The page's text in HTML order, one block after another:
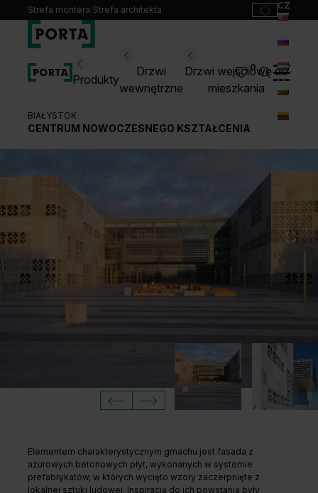
Strefa montera/Strefa architekta
cz
hu
Produkty
Drzwi
wewnętrzne
Drzwi wejściowe do
mieszkania
0
Wybierz swoje drzwi
Produkty
Monterzy
Pliki do pobrania
Biuro prasowe
O nas
Blog
BIAŁYSTOK
CENTRUM NOWOCZESNEGO KSZTAŁCENIA
Elementem charakterystycznym gmachu jest fasada z
ażurowych betonowych płyt, wykonanych w systemie
prefabrykatów, w których wycięto wzory zaczerpnięte z
lokalnej sztuki ludowej. Inspiracją do ich powstania były